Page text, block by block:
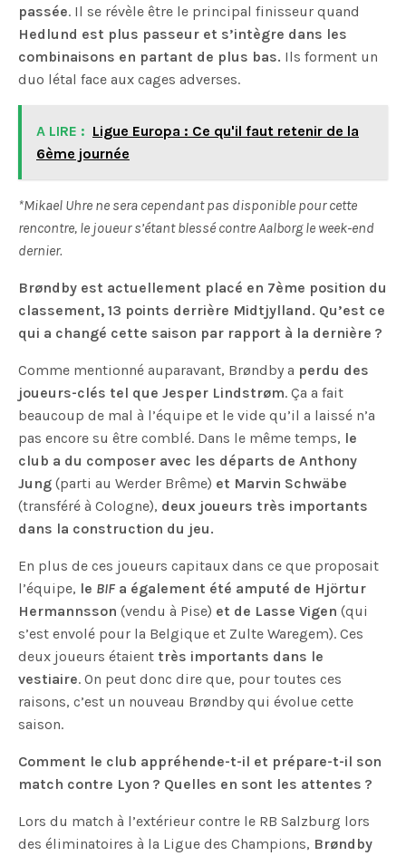
passée. Il se révèle être le principal finisseur quand
Hedlund est plus passeur et s’intègre dans les
combinaisons en partant de plus bas. Ils forment un
duo létal face aux cages adverses.
A LIRE : Ligue Europa : Ce qu'il faut retenir de la
6ème journée
*Mikael Uhre ne sera cependant pas disponible pour cette
rencontre, le joueur s’étant blessé contre Aalborg le week-end
dernier.
Brøndby est actuellement placé en 7ème position du
classement, 13 points derrière Midtjylland. Qu’est ce
qui a changé cette saison par rapport à la dernière ?
Comme mentionné auparavant, Brøndby a perdu des
joueurs-clés tel que Jesper Lindstrøm. Ça a fait
beaucoup de mal à l’équipe et le vide qu’il a laissé n’a
pas encore su être comblé. Dans le même temps, le
club a du composer avec les départs de Anthony
Jung (parti au Werder Brême) et Marvin Schwäbe
(transféré à Cologne), deux joueurs très importants
dans la construction du jeu.
En plus de ces joueurs capitaux dans ce que proposait
l’équipe, le BIF a également été amputé de Hjörtur
Hermannsson (vendu à Pise) et de Lasse Vigen (qui
s’est envolé pour la Belgique et Zulte Waregem). Ces
deux joueurs étaient très importants dans le
vestiaire. On peut donc dire que, pour toutes ces
raisons, c’est un nouveau Brøndby qui évolue cette
saison.
Comment le club appréhende-t-il et prépare-t-il son
match contre Lyon ? Quelles en sont les attentes ?
Lors du match à l’extérieur contre le RB Salzburg lors
des éliminatoires à la Ligue des Champions, Brøndby